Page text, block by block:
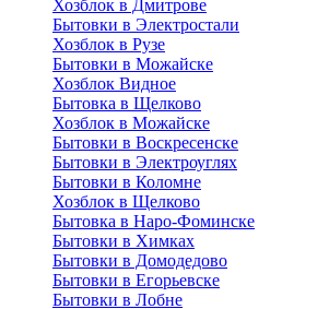
Хозблок в Дмитрове
Бытовки в Электростали
Хозблок в Рузе
Бытовки в Можайске
Хозблок Видное
Бытовкa в Щелково
Хозблок в Можайске
Бытовки в Воскресенске
Бытовки в Электроуглях
Бытовки в Коломне
Хозблок в Щелково
Бытовка в Наро-Фоминске
Бытовки в Химках
Бытовки в Домодедово
Бытовки в Егорьевске
Бытовки в Лобне